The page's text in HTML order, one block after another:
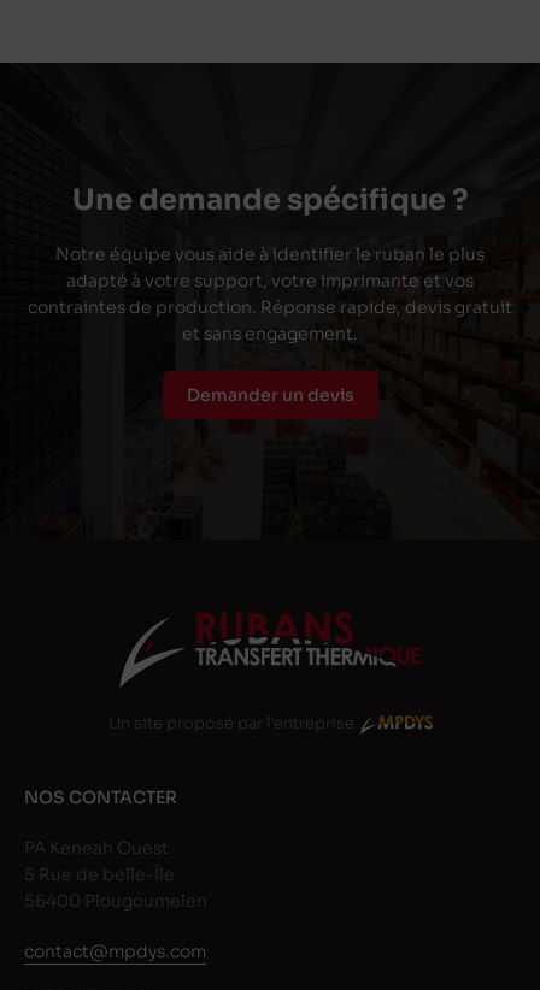
Une demande spécifique ?
Notre équipe vous aide à identifier le ruban le plus
adapté à votre support, votre imprimante et vos
contraintes de production. Réponse rapide, devis gratuit
et sans engagement.
Demander un devis
Un site proposé par l'entreprise
NOS CONTACTER
PA Keneah Ouest
5 Rue de belle-Île
56400 Plougoumelen
contact@mpdys.com